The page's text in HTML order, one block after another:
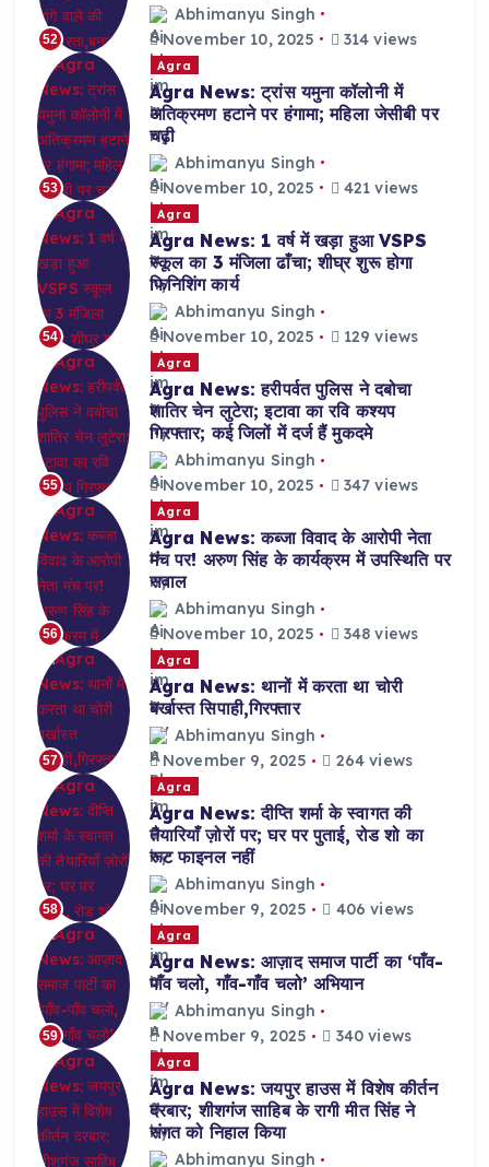
52
Abhimanyu Singh
November 10, 2025
314 views
53
Agra
Agra News: ट्रांस यमुना कॉलोनी में
अतिक्रमण हटाने पर हंगामा; महिला जेसीबी पर
चढ़ी
Abhimanyu Singh
November 10, 2025
421 views
54
Agra
Agra News: 1 वर्ष में खड़ा हुआ VSPS
स्कूल का 3 मंजिला ढाँचा; शीघ्र शुरू होगा
फिनिशिंग कार्य
Abhimanyu Singh
November 10, 2025
129 views
55
Agra
Agra News: हरीपर्वत पुलिस ने दबोचा
शातिर चेन लुटेरा; इटावा का रवि कश्यप
गिरफ्तार; कई जिलों में दर्ज हैं मुकदमे
Abhimanyu Singh
November 10, 2025
347 views
56
Agra
Agra News: कब्जा विवाद के आरोपी नेता
मंच पर! अरुण सिंह के कार्यक्रम में उपस्थिति पर
सवाल
Abhimanyu Singh
November 10, 2025
348 views
57
Agra
Agra News: थानों में करता था चोरी
बर्खास्त सिपाही,गिरफ्तार
Abhimanyu Singh
November 9, 2025
264 views
58
Agra
Agra News: दीप्ति शर्मा के स्वागत की
तैयारियाँ ज़ोरों पर; घर पर पुताई, रोड शो का
रूट फाइनल नहीं
Abhimanyu Singh
November 9, 2025
406 views
59
Agra
Agra News: आज़ाद समाज पार्टी का ‘पाँव-
पाँव चलो, गाँव-गाँव चलो’ अभियान
Abhimanyu Singh
November 9, 2025
340 views
Agra
Agra News: जयपुर हाउस में विशेष कीर्तन
दरबार; शीशगंज साहिब के रागी मीत सिंह ने
संगत को निहाल किया
Abhimanyu Singh